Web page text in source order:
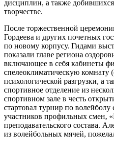
дисциплин, а также
творчестве.
После торжественной
Гордеева и других почетных
по новому корпусу. Гидами
показали главе региона
включающее в себя кабинеты
спелеоклиматическую комнату
психологической разгрузки, а
спортивное отделение из
спортивном зале в честь
стартовал турнир по
участников профильных смен,
преподавательского состава.
из волейбольных мячей,